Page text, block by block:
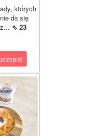
których
da się
⇖ 23